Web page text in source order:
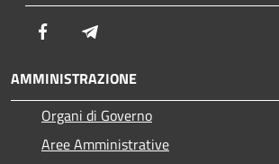
Facebook
AMMINISTRAZIONE
Organi di Governo
Aree Amministrative